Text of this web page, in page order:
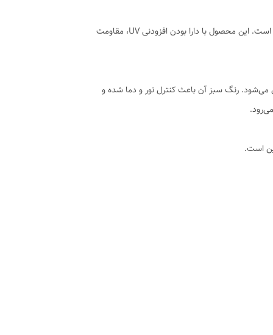
نایلون یا پلاستیک گلخانه‌ای سبز یووی‌دار ضد آفتاب از پلاستیک‌های صنعتی عریض و مقاوم است که برای استفاده در فضای باز طراحی شده است. این محصول با دارا بودن افزودنی UV، مقاومت
می‌شود. رنگ سبز آن باعث کنترل نور و دما شده و
است.